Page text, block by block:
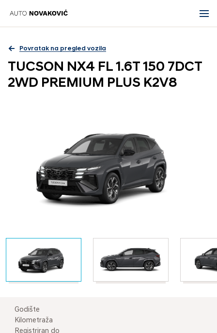
Povratak na pregled vozila
TUCSON NX4 FL 1.6T 150 7DCT
2WD PREMIUM PLUS K2V8
Godište
Kilometraža
Registriran do